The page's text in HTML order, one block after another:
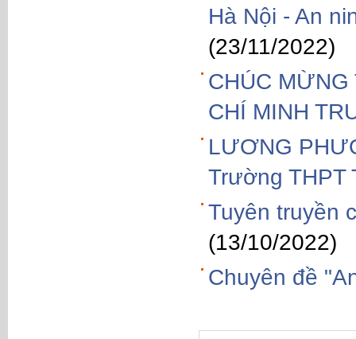
Hà Nội - An
(23/11/2022)
CHÚC
CHÍ MINH
LƯƠNG
Trường THPT
Tuyên truyền
(13/10/2022)
Chuyên đề